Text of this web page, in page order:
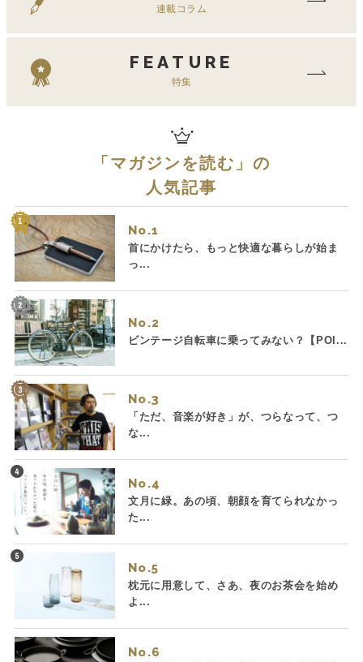
連載コラム
FEATURE
特集
「 マガジンを読む 」の
人気記事
No.
首にかけたら、もっと快適な暮らしが始ま
っ...
No.
ビンテージ自転車に乗ってみない？【POI...
No.
「ただ、音楽が好き」が、つらなって、つ
な...
No.
文月に緑。あの頃、朝顔を育てられなかっ
た...
No.
枕元に用意して、さあ、夜のお茶会を始め
よ...
No.